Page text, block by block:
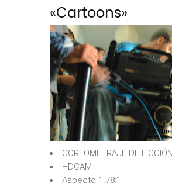
«Cartoons»
CORTOMETRAJE DE
HDCAM
Aspecto 1.78:1